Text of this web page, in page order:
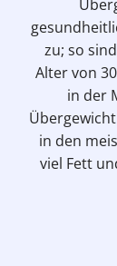
zu; so
Alter von
in der
in den
viel Fett